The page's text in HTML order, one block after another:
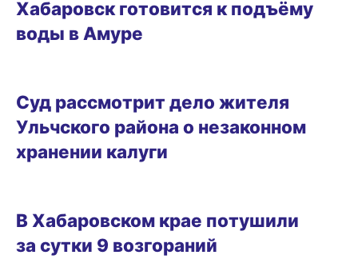
Хабаровск готовится к подъёму
воды в Амуре
Суд рассмотрит дело жителя
Ульчского района о незаконном
хранении калуги
В Хабаровском крае потушили
за сутки 9 возгораний